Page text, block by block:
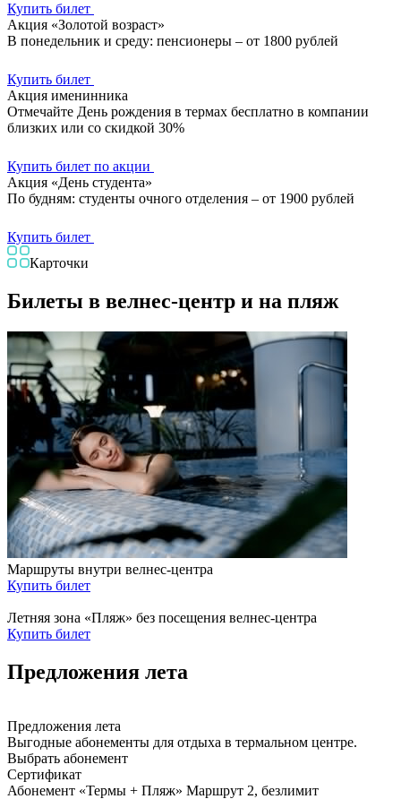
Купить билет
Акция «Золотой возраст»
В понедельник и среду: пенсионеры – от 1800 рублей
Купить билет
Акция именинника
Отмечайте День рождения в термах бесплатно в компании
близких или со скидкой 30%
Купить билет по акции
Акция «День студента»
По будням: студенты очного отделения – от 1900 рублей
Купить билет
Карточки
Билеты в велнес-центр и на пляж
Маршруты внутри велнес-центра
Купить билет
Летняя зона «Пляж» без посещения велнес-центра
Купить билет
Предложения лета
Предложения лета
Выгодные абонементы для отдыха в термальном центре.
Выбрать абонемент
Сертификат
Абонемент «Термы + Пляж» Маршрут 2, безлимит